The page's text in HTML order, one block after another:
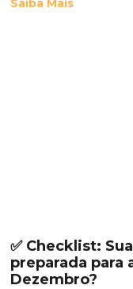
Saiba Mais
✅ Checklist:
preparada para
Dezembro?